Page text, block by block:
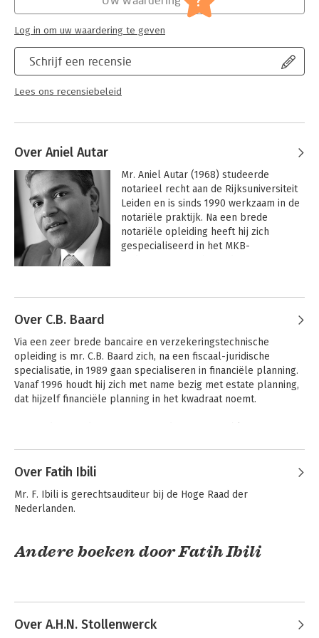
mr. dr. G.M.C.M. Staats; prof. mr. A.H.N. Stollenwerck; drs. B.A.
de Vries.
Echtscheiding, alimentatie algemeen
Schrijf een recensie
Lees ons recensiebeleid
Log in om uw waardering te geven
Over Aniel Autar
Mr. Aniel Autar (1968) studeerde
notarieel recht aan de Rijksuniversiteit
Leiden en is sinds 1990 werkzaam in de
notariële praktijk. Na een brede
notariële opleiding heeft hij zich
gespecialiseerd in het MKB-
Planning College en Beroepsopleiding
Notariaat), schrijft columns in diverse
magazines en wordt regelmatig
gevraagd als spreker op te treden.
Daarnaast is hij hoofdredacteur van de
aan het Hof Den Bosch en was
voorzitter van de Vereniging van Estate
persnotaris is.
Compendium Estate
Compendium Estate
Over C.B. Baard
Via een zeer brede bancaire en verzekeringstechnische
opleiding is mr. C.B. Baard zich, na een fiscaal-juridische
specialisatie, in 1989 gaan specialiseren in financiële planning.
Vanaf 1996 houdt hij zich met name bezig met estate planning,
dat hijzelf financiële planning in het kwadraat noemt.
Financiële Planners. Hij is in het bezit  van het diploma
universitaire opleiding belastingrecht bij de Universiteit van
Amsterdam.
Over Fatih Ibili
Mr. F. Ibili is gerechtsauditeur bij de Hoge Raad der
Nederlanden.
Andere boeken door Fatih Ibili
Over A.H.N. Stollenwerck